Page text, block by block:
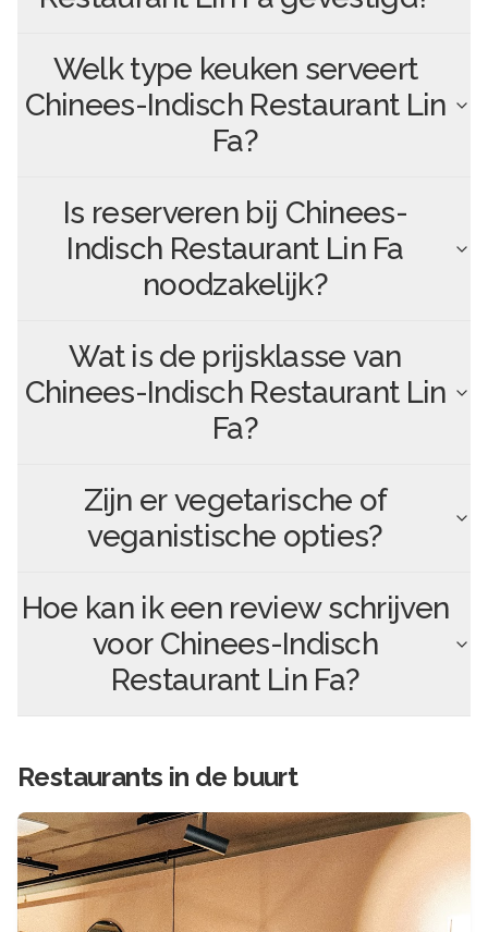
Welk type keuken serveert
Chinees-Indisch Restaurant Lin
Fa?
Is reserveren bij Chinees-
Indisch Restaurant Lin Fa
noodzakelijk?
Wat is de prijsklasse van
Chinees-Indisch Restaurant Lin
Fa?
Zijn er vegetarische of
veganistische opties?
Hoe kan ik een review schrijven
voor Chinees-Indisch
Restaurant Lin Fa?
Restaurants in de buurt